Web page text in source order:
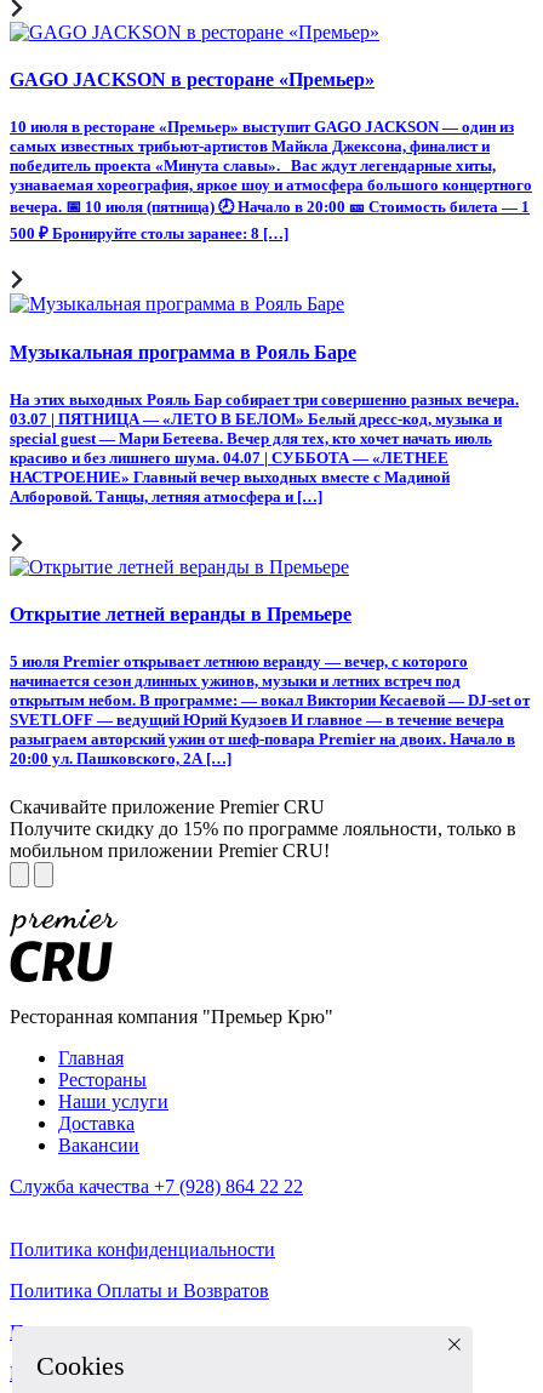
Cookies
GAGO JACKSON в ресторане «Премьер»
10 июля в ресторане «Премьер» выступит GAGO JACKSON — один из
самых известных трибьют-артистов Майкла Джексона, финалист и
победитель проекта «Минута славы». Вас ждут легендарные хиты,
узнаваемая хореография, яркое шоу и атмосфера большого концертного
вечера. 📅 10 июля (пятница) 🕗 Начало в 20:00 🎫 Стоимость билета — 1
500 ₽ Бронируйте столы заранее: 8 […]
Музыкальная программа в Рояль Баре
На этих выходных Рояль Бар собирает три совершенно разных вечера.
03.07 | ПЯТНИЦА — «ЛЕТО В БЕЛОМ» Белый дресс-код, музыка и
special guest — Мари Бетеева. Вечер для тех, кто хочет начать июль
красиво и без лишнего шума. 04.07 | СУББОТА — «ЛЕТНЕЕ
НАСТРОЕНИЕ» Главный вечер выходных вместе с Мадиной
Алборовой. Танцы, летняя атмосфера и […]
Открытие летней веранды в Премьере
5 июля Premier открывает летнюю веранду — вечер, с которого
начинается сезон длинных ужинов, музыки и летних встреч под
открытым небом. В программе: — вокал Виктории Кесаевой — DJ-set от
SVETLOFF — ведущий Юрий Кудзоев И главное — в течение вечера
разыграем авторский ужин от шеф-повара Premier на двоих. Начало в
20:00 ул. Пашковского, 2А […]
Скачивайте приложение Premier CRU
Получите скидку до 15% по программе лояльности, только в
мобильном приложении Premier CRU!
Ресторанная компания "Премьер Крю"
Главная
Рестораны
Наши услуги
Доставка
Вакансии
Служба качества +7 (928) 864 22 22
Политика конфиденциальности
Политика Оплаты и Возвратов
Пользовательское соглашение
Разработка корпоративного сайта - ABETA